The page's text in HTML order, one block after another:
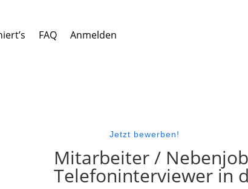
FAQ Anmelden
Jetzt bewerben!
Mitarbeiter /
Telefoninterviewer in